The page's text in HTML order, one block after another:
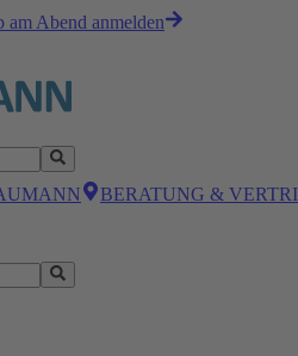
am Abend anmelden
BERATUNG &